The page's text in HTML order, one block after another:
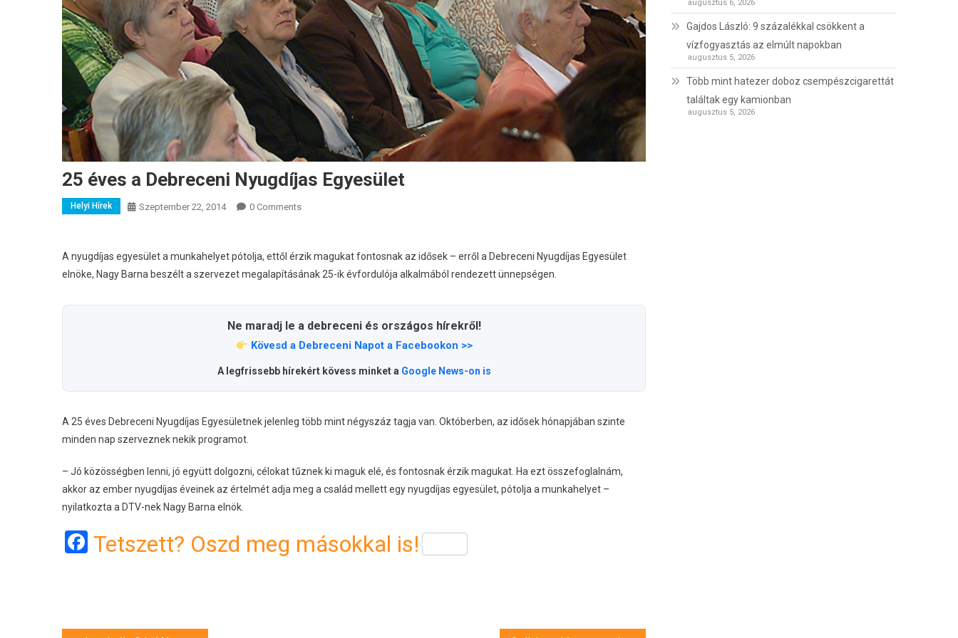
25 éves a Debreceni Nyugdíjas Egyesület
Helyi Hírek Szeptember 22, 2014 0 Comments
A nyugdíjas egyesület a munkahelyet pótolja, ettől érzik magukat fontosnak az idősek – erről a Debreceni Nyugdíjas Egyesület
elnöke, Nagy Barna beszélt a szervezet megalapításának 25-ik évfordulója alkalmából rendezett ünnepségen.
Ne maradj le a debreceni és országos hírekről!
Kövesd a Debreceni Napot a Facebookon >>
A legfrissebb hírekért kövess minket a Google News-on is
A 25 éves Debreceni Nyugdíjas Egyesületnek jelenleg több mint négyszáz tagja van. Októberben, az idősek hónapjában szinte
minden nap szerveznek nekik programot.
– Jó közösségben lenni, jó együtt dolgozni, célokat tűznek ki maguk elé, és fontosnak érzik magukat. Ha ezt összefoglalnám,
akkor az ember nyugdíjas éveinek az értelmét adja meg a család mellett egy nyugdíjas egyesület, pótolja a munkahelyet –
nyilatkozta a DTV-nek Nagy Barna elnök.
Facebook
Tetszett? Oszd meg másokkal is!
augusztus 6, 2026
Gajdos László: 9 százalékkal csökkent a
vízfogyasztás az elmúlt napokban
augusztus 5, 2026
Több mint hatezer doboz csempészcigarettát
találtak egy kamionban
augusztus 5, 2026